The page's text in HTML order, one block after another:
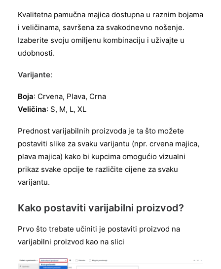
Kvalitetna pamučna majica dostupna u raznim bojama
i veličinama, savršena za svakodnevno nošenje.
Izaberite svoju omiljenu kombinaciju i uživajte u
udobnosti.
Varijante:
Boja: Crvena, Plava, Crna
Veličina: S, M, L, XL
Prednost varijabilnih proizvoda je ta što možete
postaviti slike za svaku varijantu (npr. crvena majica,
plava majica) kako bi kupcima omogućio vizualni
prikaz svake opcije te različite cijene za svaku
varijantu.
Kako postaviti varijabilni proizvod?
Prvo što trebate učiniti je postaviti proizvod na
varijabilni proizvod kao na slici